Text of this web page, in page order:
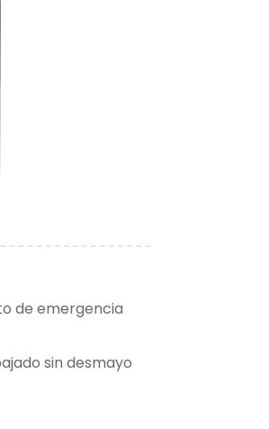
de emergencia
sin desmayo